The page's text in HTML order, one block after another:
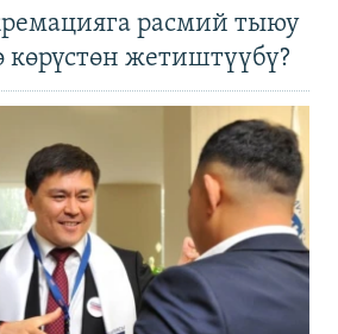
расмий тыюу
көрүстөн жетиштүүбү?